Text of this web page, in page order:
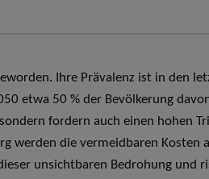
Ihre Prävalenz ist in den
etwa 50 % der Bevölkerung
fordern auch einen hohen
werden die vermeidbaren Kosten
unsichtbaren Bedrohung und